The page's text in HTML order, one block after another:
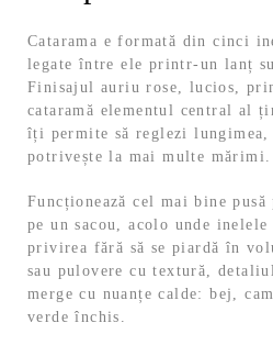
Catarama e formată din cinci
legate între ele printr-un lanț
Finisajul auriu rose, lucios,
cataramă elementul central al
îți permite să reglezi lungimea,
potrivește la mai multe mărimi.
Funcționează cel mai bine pusă
pe un sacou, acolo unde inelele
privirea fără să se piardă în
sau pulovere cu textură,
merge cu nuanțe calde: bej,
verde închis.